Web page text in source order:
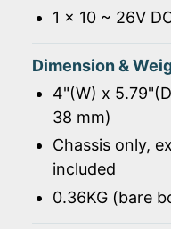
1 x 10 ~ 26V
Dimension &
4"(W) x
38 mm)
Chassis only,
included
0.36KG (bare